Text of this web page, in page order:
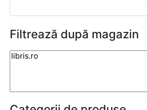
Filtrează după magazin